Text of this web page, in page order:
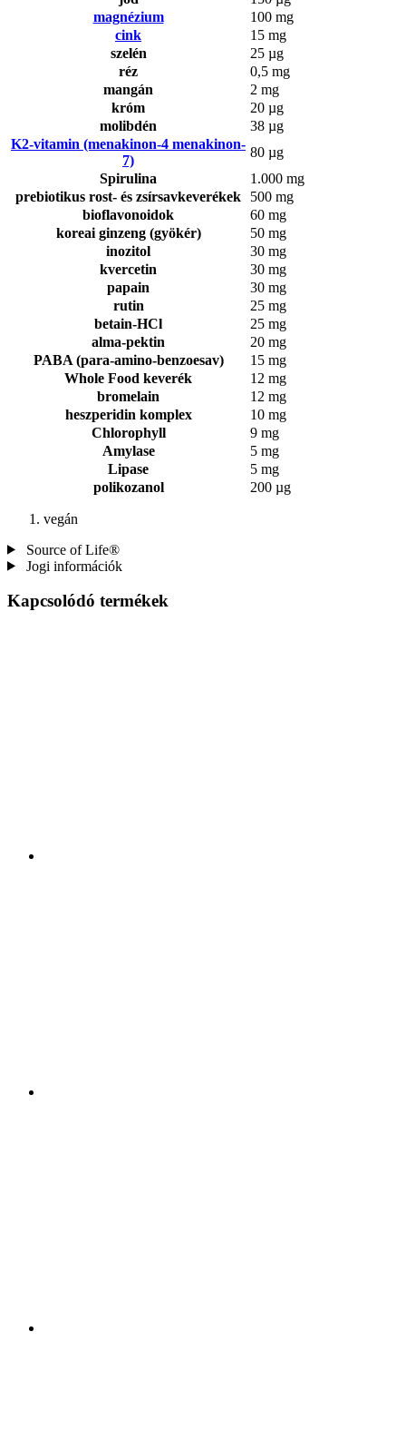
magnézium
100 mg
cink
15 mg
szelén
25 µg
réz
0,5 mg
mangán
2 mg
króm
20 µg
molibdén
38 µg
K2-vitamin (menakinon-4 menakinon-
7)
80 µg
Spirulina
1.000 mg
prebiotikus rost- és zsírsavkeverékek
500 mg
bioflavonoidok
60 mg
koreai ginzeng (gyökér)
50 mg
inozitol
30 mg
kvercetin
30 mg
papain
30 mg
rutin
25 mg
betain-HCl
25 mg
alma-pektin
20 mg
PABA (para-amino-benzoesav)
15 mg
Whole Food keverék
12 mg
bromelain
12 mg
heszperidin komplex
10 mg
Chlorophyll
9 mg
Amylase
5 mg
Lipase
5 mg
polikozanol
200 µg
vegán
Source of Life®
Jogi információk
Kapcsolódó termékek